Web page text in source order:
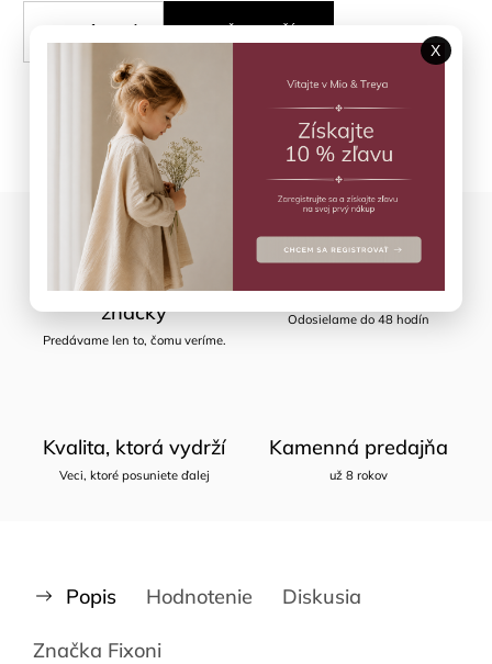
Opýtať sa
Starostlivo vybrané
značky
Predávame len to, čomu veríme.
Rýchle doručenie
Odosielame do 48 hodín
Kvalita, ktorá vydrží
Veci, ktoré posuniete ďalej
Kamenná predajňa
už 8 rokov
Popis Hodnotenie Diskusia
Značka Fixoni
X